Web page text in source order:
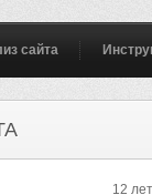
сайта
12 лет